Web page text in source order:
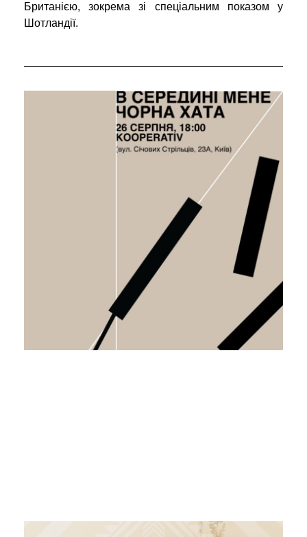
Британією, зокрема зі спеціальним показом у
Шотландії.